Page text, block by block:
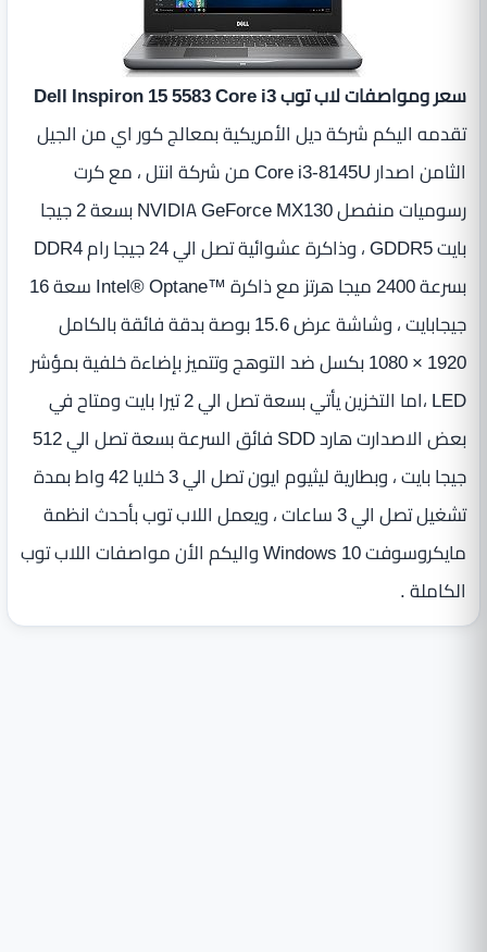
سعر ومواصفات لاب توب Dell Inspiron 15 5583 Core i3
تقدمه اليكم شركة ديل الأمريكية بمعالج كور اي من الجيل
الثامن اصدار Core i3-8145U من شركة انتل ، مع كرت
رسوميات منفصل NVIDIA GeForce MX130 بسعة 2 جيجا
بايت GDDR5 ، وذاكرة عشوائية تصل الي 24 جيجا رام DDR4
بسرعة 2400 ميجا هرتز مع ذاكرة Intel® Optane™‎ سعة 16
جيجابايت ، وشاشة عرض 15.6 بوصة بدقة فائقة بالكامل
1920 × 1080 بكسل ضد التوهج وتتميز بإضاءة خلفية بمؤشر
LED ،اما التخزين يأتي بسعة تصل الي 2 تيرا بايت ومتاح في
بعض الاصدارت هارد SDD فائق السرعة بسعة تصل الي 512
جيجا بايت ، وبطارية ليثيوم ايون تصل الي 3 خلايا 42 واط بمدة
تشغيل تصل الي 3 ساعات ، ويعمل اللاب توب بأحدث انظمة
مايكروسوفت Windows 10 واليكم الأن مواصفات اللاب توب
الكاملة .